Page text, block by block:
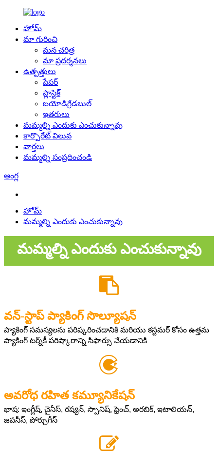
హోమ్
మా గురించి
మన చరిత్ర
మా ప్రదర్శనలు
ఉత్పత్తులు
పేపర్
ప్లాస్టిక్
బయోడిగ్రేడబుల్
ఇతరులు
మమ్మల్ని ఎందుకు ఎంచుకున్నావు
కార్పొరేట్ విలువ
వార్తలు
మమ్మల్ని సంప్రదించండి
ఆంగ్ల
హోమ్
మమ్మల్ని ఎందుకు ఎంచుకున్నావు
మమ్మల్ని ఎందుకు ఎంచుకున్నావు
వన్-స్టాప్ ప్యాకింగ్ సొల్యూషన్
ప్యాకింగ్ సమస్యలను పరిష్కరించడానికి మరియు కస్టమర్ కోసం ఉత్తమ
ప్యాకింగ్ టర్న్‌కీ పరిష్కారాన్ని సిఫార్సు చేయడానికి
అవరోధ రహిత కమ్యూనికేషన్
భాష: ఇంగ్లీష్, చైనీస్, రష్యన్, స్పానిష్, ఫ్రెంచ్, అరబిక్, ఇటాలియన్,
జపనీస్, పోర్చుగీస్